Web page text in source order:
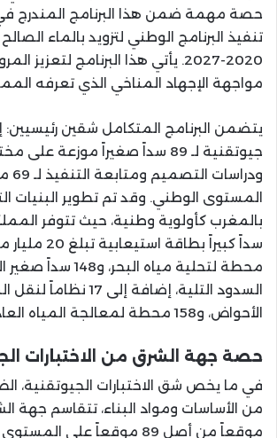
حصة مهمة ضمن هذا البرنامج المندرج
تنفيذ البرنامج الوطني لتزويد بالماء
2020-2027. يأتي هذا البرنامج لتعزيز
مواجهة الإجهاد المناخي الذي تعرفه
يتضمن البرنامج المتكامل شقين رئيسيين:
جيوتقنية لـ 89 سداً صغيراً موزعة
المستوى الوطني. وقد تم تطوير البنيات
محطة لتحلية مياه
السدود التلية، إضافة إلى
الأحواض، و158 محطة لمعالجة المياه العادمة.
حصة جهة الشرق من الاختبارات
في ما يخص شق الاختبارات الجيوتقنية،
موقعاً من أصل 89 موقعاً على